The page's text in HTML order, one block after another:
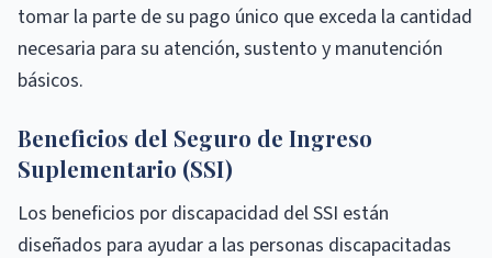
tomar la parte de su pago único que exceda la cantidad
necesaria para su atención, sustento y manutención
básicos.
Beneficios del Seguro de Ingreso
Suplementario (SSI)
Los beneficios por discapacidad del SSI están
diseñados para ayudar a las personas discapacitadas